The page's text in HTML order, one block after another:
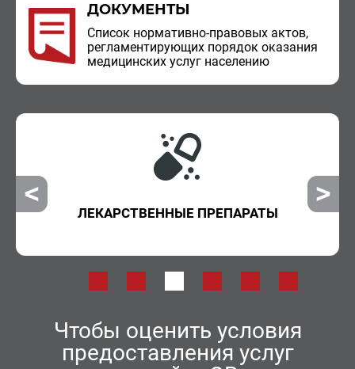
ДОКУМЕНТЫ
Спи­сок нор­ма­тив­но-пра­во­вых актов,
ре­гла­мен­ти­ру­ю­щих по­ря­док ока­за­ния
ме­ди­цин­ских услуг на­се­ле­нию
ЛЕКАРСТВЕННЫЕ ПРЕПАРАТЫ
Чтобы оценить условия
предоставления услуг